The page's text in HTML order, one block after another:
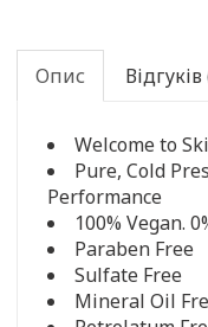
Опис Відгуків
Welcome to
Pure, Cold
Performance
100% Vegan.
Paraben Free
Sulfate Free
Mineral Oil